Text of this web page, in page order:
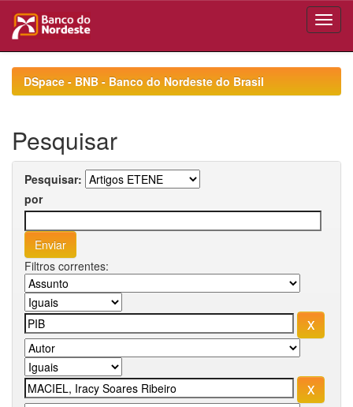
navigationDSpace - BNB - Banco do Nordeste do Brasil
Pesquisar
Pesquisar:
por
Filtros correntes: